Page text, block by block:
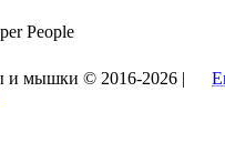
People
и мышки © 2016-2026 |